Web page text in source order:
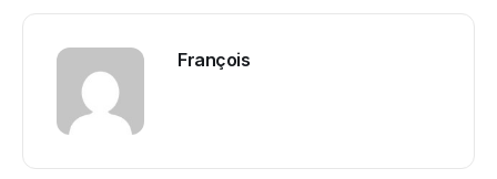
François